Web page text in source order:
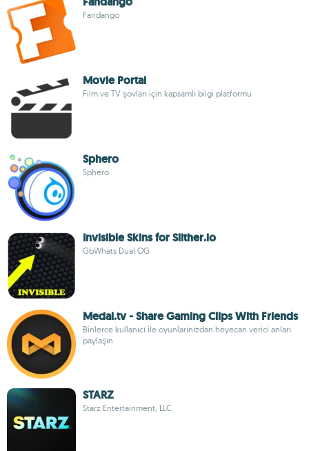
Fandango
Movie Portal
Film ve TV şovları için kapsamlı bilgi platformu
Sphero
Sphero
Invisible Skins for Slither.io
GbWhats Dual OG
Medal.tv - Share Gaming Clips With Friends
Binlerce kullanıcı ile oyunlarınızdan heyecan verici anları
paylaşın
STARZ
Starz Entertainment, LLC